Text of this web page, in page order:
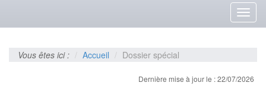
Vous êtes ici : Accueil Dossier spécial
Dernière mise à jour le : 22/07/2026